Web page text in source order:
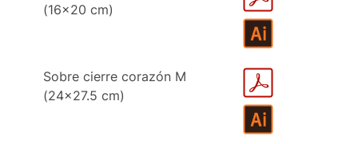
(16x20 cm)
Sobre cierre corazón M
(24x27.5 cm)